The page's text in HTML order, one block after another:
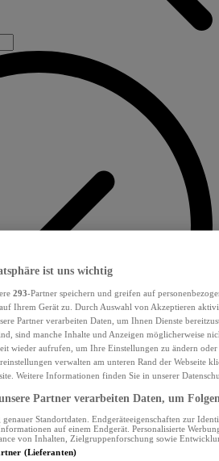
ist uns wichtig
293-Partner speichern und greifen auf
Ihrem Gerät zu. Durch Auswahl von Akzeptieren
Partner verarbeiten Daten, um Ihnen Dienste
sind manche Inhalte und Anzeigen möglicherweise
wieder aufrufen, um Ihre Einstellungen zu ändern
verwalten am unteren Rand der Webseite
Weitere Informationen finden Sie in unserer
Partner verarbeiten Daten, um
genauer Standortdaten. Endgeräteeigenschaften zur
auf einem Endgerät. Personalisierte
von Inhalten, Zielgruppenforschung sowie
(Lieferanten)